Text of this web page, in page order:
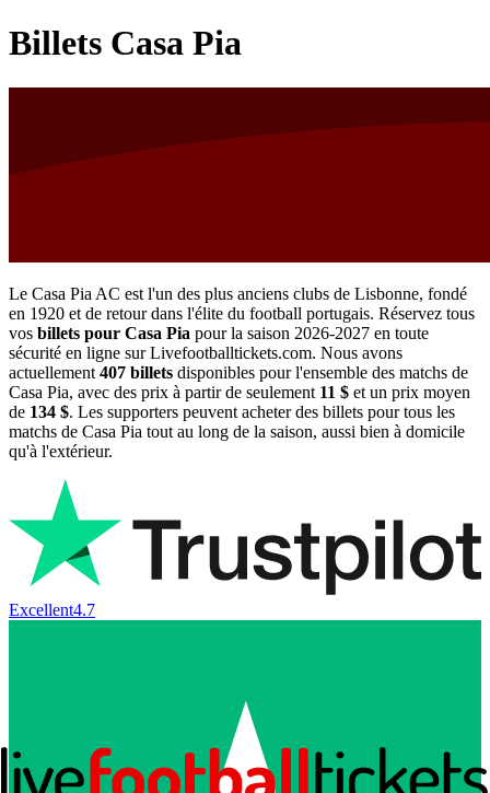
Billets Casa Pia
Le Casa Pia AC est l'un des plus anciens clubs de Lisbonne, fondé
en 1920 et de retour dans l'élite du football portugais. Réservez tous
vos billets pour Casa Pia pour la saison 2026-2027 en toute
sécurité en ligne sur Livefootballtickets.com. Nous avons
actuellement 407 billets disponibles pour l'ensemble des matchs de
Casa Pia, avec des prix à partir de seulement 11 $ et un prix moyen
de 134 $. Les supporters peuvent acheter des billets pour tous les
matchs de Casa Pia tout au long de la saison, aussi bien à domicile
qu'à l'extérieur.
Excellent4.7